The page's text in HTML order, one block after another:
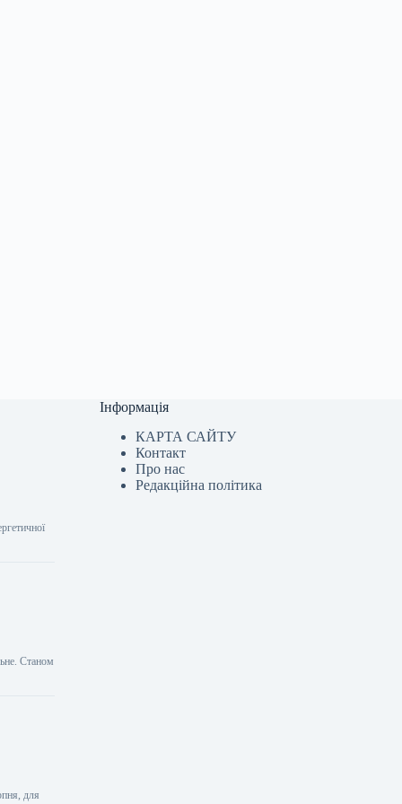
Станом
для
Інформація
КАРТА САЙТУ
Контакт
Про нас
Редакційна політика